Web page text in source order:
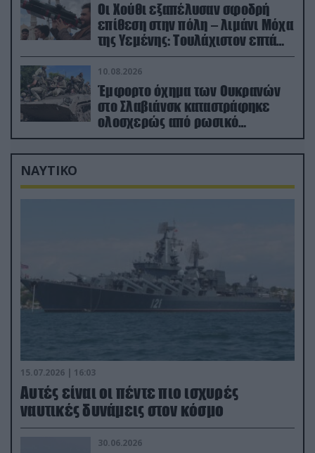
Οι Χούθι εξαπέλυσαν σφοδρή
επίθεση στην πόλη – λιμάνι Μόχα
της Υεμένης: Toυλάχιστον επτά
νεκροί (βίντεο)
10.08.2026
Έμφορτο όχημα των Ουκρανών
στο Σλαβιάνσκ καταστράφηκε
ολοσχερώς από ρωσικό
μαχητικό μέσα στην πόλη!
(βίντεο)
ΝΑΥΤΙΚΟ
15.07.2026 | 16:03
Aυτές είναι οι πέντε πιο ισχυρές
ναυτικές δυνάμεις στον κόσμο
30.06.2026